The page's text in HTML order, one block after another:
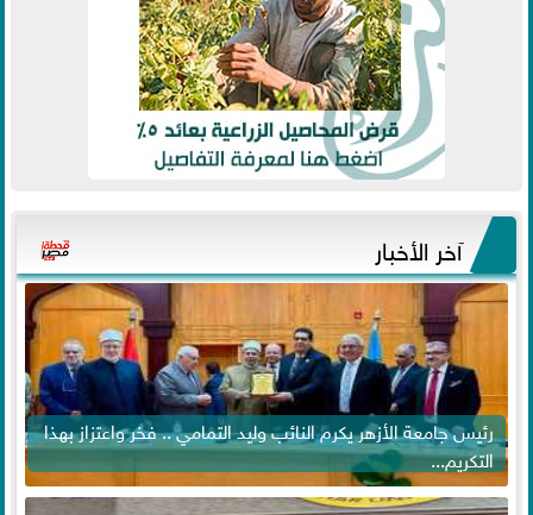
آخر الأخبار
رئيس جامعة الأزهر يكرم النائب وليد التمامي .. فخر واعتزاز بهذا
التكريم...